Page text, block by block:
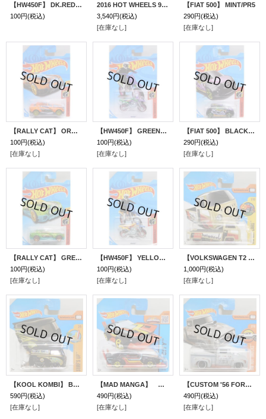
【HW450F】 DK.RED-BLUE
100円(税込)
2016 HOT WHEELS 9CAR GIFT PACK 【詳細不明パッケージ】
3,540円(税込)
[在庫なし]
【FIAT 500】 MINT/PR5
290円(税込)
[在庫なし]
【RALLY CAT】 ORANGE/10SP
100円(税込)
[在庫なし]
【HW450F】 GREEN-PURPLE
100円(税込)
[在庫なし]
【FIAT 500】 BLACK/PR5
290円(税込)
[在庫なし]
【RALLY CAT】 GREEN/10SP
100円(税込)
[在庫なし]
【HW450F】 YELLOW-BLUE
100円(税込)
[在庫なし]
【VOLKSWAGEN T2 PICKUP】 BEIGE/MC5 (NEW CAST)(インターナショナル・ショートカード）
1,000円(税込)
[在庫なし]
【KOOL KOMBI】 BLACK/MC5 (MOONEYES) (インターナショナル・ショートカード）
590円(税込)
[在庫なし]
【MAD MANGA】 BLACK-RED/5SP(インターナショナル・ショートカード）
490円(税込)
[在庫なし]
【CUSTOM '56 FORD TRUCK】 FLAT GRAY/NEW WHEELS (サビTAMPO) (インターナショナル・ショートカード）
490円(税込)
[在庫なし]